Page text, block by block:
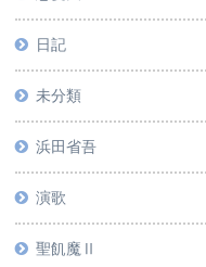
日記
未分類
浜田省吾
演歌
聖飢魔Ⅱ